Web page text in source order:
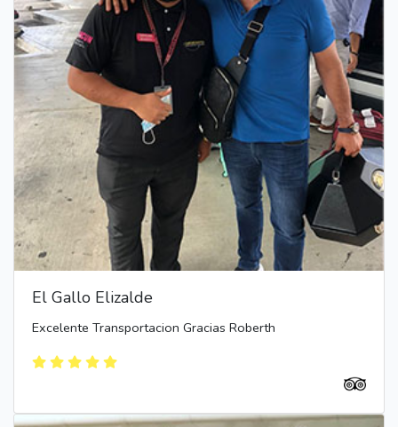
El Gallo Elizalde
Excelente Transportacion Gracias Roberth